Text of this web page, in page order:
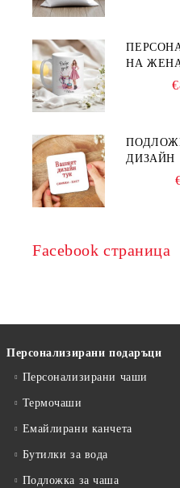
НА
ДИЗАЙН
Facebook страница
Персонализирани подаръци
Персонализирани чаши
Термочаши
Емайлирани канчета
Бутилки за вода
Подложка за чаша